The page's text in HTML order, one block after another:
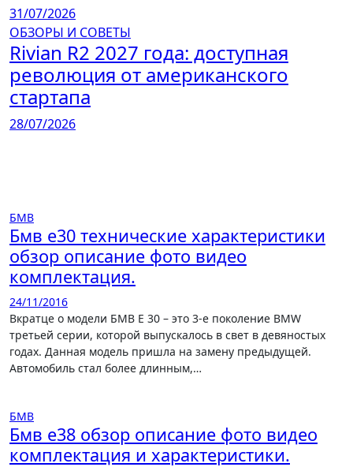
31/07/2026
ОБЗОРЫ И СОВЕТЫ
Rivian R2 2027 года: доступная
революция от американского
стартапа
28/07/2026
БМВ
Бмв е30 технические характеристики
обзор описание фото видео
комплектация.
24/11/2016
Вкратце о модели БМВ Е 30 – это 3-е поколение BMW
третьей серии, которой выпускалось в свет в девяностых
годах. Данная модель пришла на замену предыдущей.
Автомобиль стал более длинным,…
БМВ
Бмв е38 обзор описание фото видео
комплектация и характеристики.